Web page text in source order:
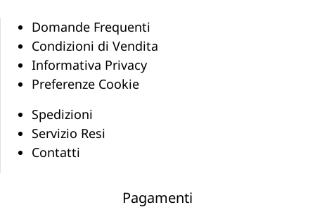
Domande Frequenti
Condizioni di Vendita
Informativa Privacy
Preferenze Cookie
Spedizioni
Servizio Resi
Contatti
Pagamenti